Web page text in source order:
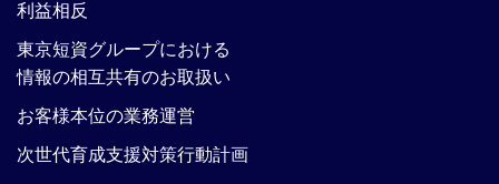
利益相反
東京短資グループにおける
情報の相互共有のお取扱い
お客様本位の業務運営
次世代育成支援対策行動計画